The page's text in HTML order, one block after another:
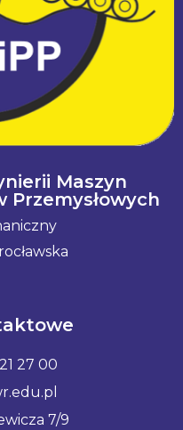
Maszyn
Przemysłowych
27 00
7/9